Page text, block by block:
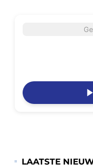
LAATSTE